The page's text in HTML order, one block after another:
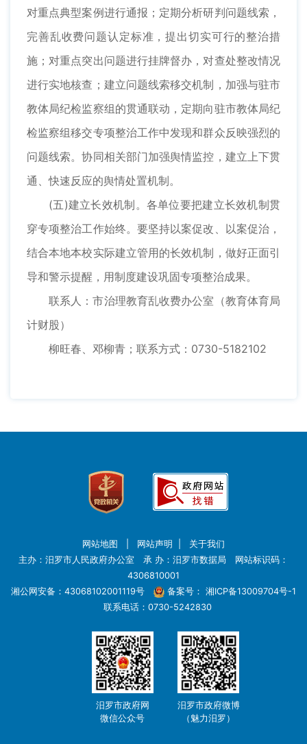
对重点典型案例进行通报；定期分析研判问题线索，
完善乱收费问题认定标准，提出切实可行的整治措
施；对重点突出问题进行挂牌督办，对查处整改情况
进行实地核查；建立问题线索移交机制，加强与驻市
教体局纪检监察组的贯通联动，定期向驻市教体局纪
检监察组移交专项整治工作中发现和群众反映强烈的
问题线索。协同相关部门加强舆情监控，建立上下贯
通、快速反应的舆情处置机制。
(五)建立长效机制。各单位要把建立长效机制贯
穿专项整治工作始终。要坚持以案促改、以案促治，
结合本地本校实际建立管用的长效机制，做好正面引
导和警示提醒，用制度建设巩固专项整治成果。
联系人：市治理教育乱收费办公室（教育体育局
计财股）
柳旺春、邓柳青；联系方式：0730-5182102
网站地图 网站声明
关于我们
主办：汨罗市人民政府办公室 承 办：汨罗市数据局 网站标识码：
4306810001
湘公网安备：43068102001119号
备案号： 湘ICP备13009704号-1
联系电话：0730-5242830
汨罗市政府网
微信公众号
汨罗市政府微博
（魅力汨罗）